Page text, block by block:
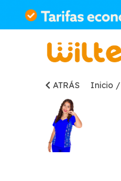
ATRÁS Inicio /